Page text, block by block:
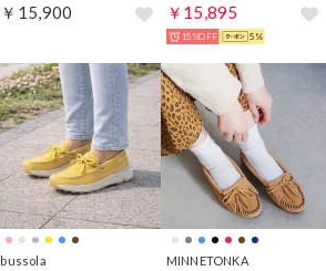
￥15,900 ￥15,895
15%OFF 5%
bussola MINNETONKA